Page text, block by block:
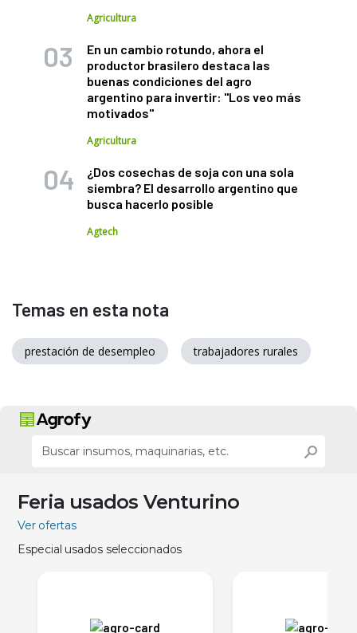
Agricultura
En un cambio rotundo, ahora el
productor brasilero destaca las
buenas condiciones del agro
argentino para invertir: "Los veo más
motivados"
Agricultura
¿Dos cosechas de soja con una sola
siembra? El desarrollo argentino que
busca hacerlo posible
Agtech
Temas en esta nota
prestación de desempleo trabajadores rurales
Feria usados Venturino
Ver ofertas
Especial usados seleccionados